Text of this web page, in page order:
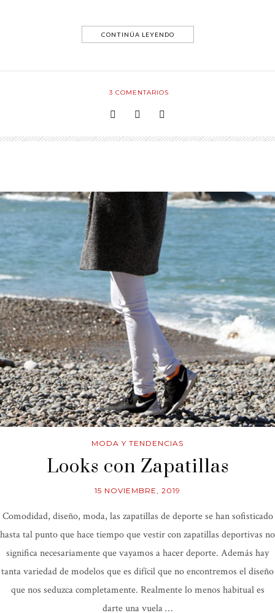
CONTINÚA LEYENDO
3 COMENTARIOS
MODA Y TENDENCIAS
Looks con Zapatillas
15 NOVIEMBRE, 2019
Comodidad, diseño, moda, las zapatillas de deporte se han sofisticado
hasta tal punto que hace tiempo que vestir con zapatillas deportivas no
significa necesariamente que vayamos a hacer deporte. Además hay
tanta variedad de modelos que es difícil que no encontremos el diseño
que nos seduzca completamente. Realmente lo menos habitual es
darte una vuela …